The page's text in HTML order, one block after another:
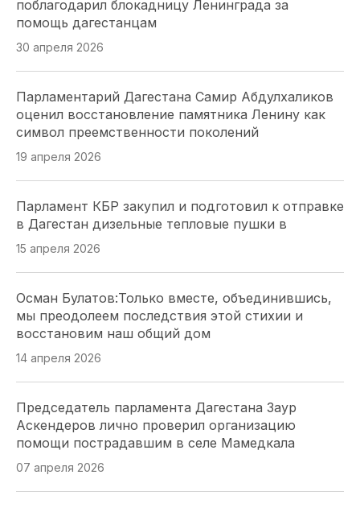
Депутатский наказ парламента Адыгеи: более
200 курсантов ДГТУ приняли присягу в Майкопе
«Работайте, братья!»: спикер парламента
Херсоны. Томилина обратилась к морякам-
черноморцам в День ВМФ
Депутаты Парламента Северной Осетии оценили
масштабный проект «Щит Отечества»,
Модернизация ЖКХ Кубани: Юрий Бурлачко о
привлечении бизнеса
Закон о субсидиях на ЖКУ в Херсонской области
— главное за минуту
24 июля 2026
поблагодарил блокадницу Ленинграда за
помощь дагестанцам
30 апреля 2026
Парламентарий Дагестана Самир Абдулхаликов
оценил восстановление памятника Ленину как
символ преемственности поколений
19 апреля 2026
Парламент КБР закупил и подготовил к отправке
в Дагестан дизельные тепловые пушки в
15 апреля 2026
Осман Булатов:Только вместе, объединившись,
мы преодолеем последствия этой стихии и
восстановим наш общий дом
14 апреля 2026
Председатель парламента Дагестана Заур
Аскендеров лично проверил организацию
помощи пострадавшим в селе Мамедкала
07 апреля 2026